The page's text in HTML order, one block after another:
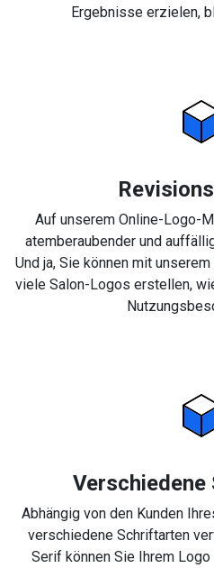
Ergebnisse erzielen,
Auf unserem Online-Logo-
atemberaubender und
Und ja, Sie können mit
viele Salon-Logos erstellen,
Abhängig von den Kunden
verschiedene Schriftarten
Serif können Sie Ihrem